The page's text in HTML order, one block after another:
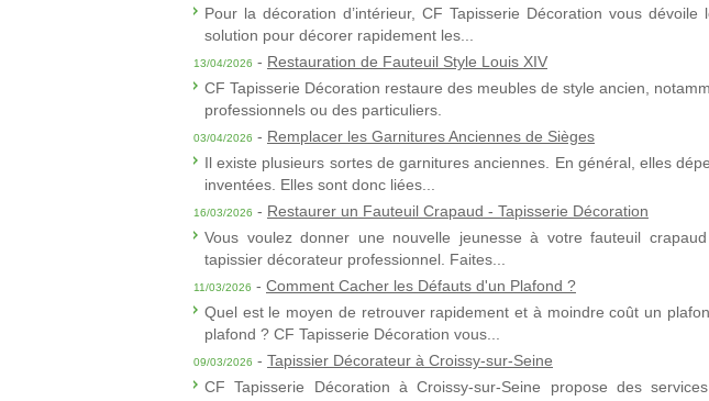
Pour la décoration d’intérieur, CF Tapisserie Décoration vous
solution pour décorer rapidement les...
13/04/2026 - Restauration de Fauteuil Style Louis XIV
CF Tapisserie Décoration restaure des meubles de style ancien,
professionnels ou des particuliers.
03/04/2026 - Remplacer les Garnitures Anciennes de Sièges
Il existe plusieurs sortes de garnitures anciennes. En général, elles
inventées. Elles sont donc liées...
16/03/2026 - Restaurer un Fauteuil Crapaud - Tapisserie Décoration
Vous voulez donner une nouvelle jeunesse à votre fauteuil
tapissier décorateur professionnel. Faites...
11/03/2026 - Comment Cacher les Défauts d'un Plafond ?
Quel est le moyen de retrouver rapidement et à moindre coût un
plafond ? CF Tapisserie Décoration vous...
09/03/2026 - Tapissier Décorateur à Croissy-sur-Seine
CF Tapisserie Décoration à Croissy-sur-Seine propose des